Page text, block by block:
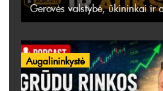
Gerovės valstybė, ūkininkai ir
Augalininkystė